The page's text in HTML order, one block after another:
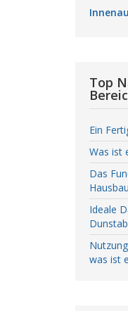
Top
Ein
Was ist
Das
Hausbau
Ideale
was ist